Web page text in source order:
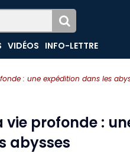
: une expédition dans les
VIDÉOS INFO-LETTRE
vie profonde :
abysses